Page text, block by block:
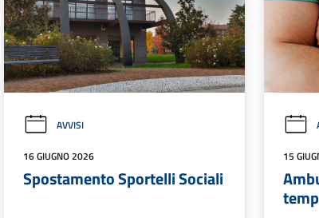
AVVISI
16 GIUGNO 2026
Spostamento Sportelli Sociali
15